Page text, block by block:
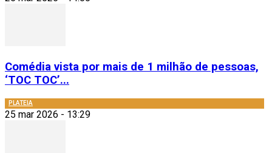
Comédia vista por mais de 1 milhão de pessoas,
‘TOC TOC’...
PLATEIA
25 mar 2026 - 13:29